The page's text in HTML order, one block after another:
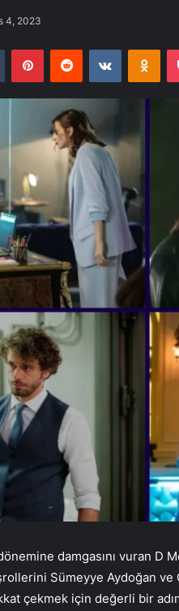
4, 2023
Tumblr PinterestReddit VKontakte
damgasını vuran D
Sümeyye Aydoğan
çekmek için değerli bir